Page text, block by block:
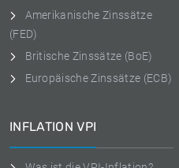
Amerikanische Zinssätze
(FED)
Britische Zinssätze (BoE)
Europäische Zinssätze (ECB)
INFLATION VPI